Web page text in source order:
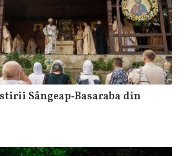
Sângeap‑Basaraba din